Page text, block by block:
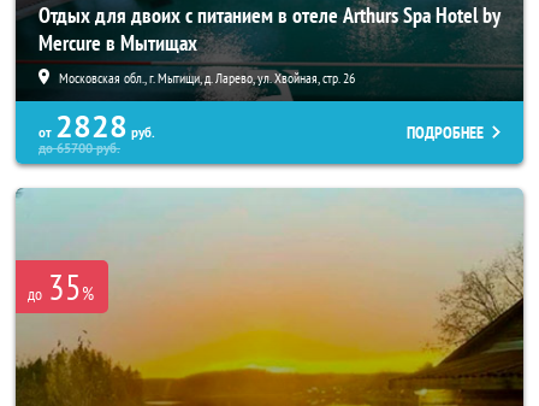
Отдых для двоих с питанием в отеле Arthurs Spa Hotel by
Mercure в Мытищах
Московская обл., г. Мытищи, д. Ларево, ул. Хвойная, стр. 26
от 2828 руб.
до65700руб.
ПОДРОБНЕЕ
до 35%